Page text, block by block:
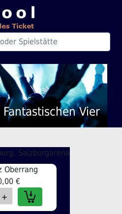
Vier
Salzburgarena
Oberrang
€